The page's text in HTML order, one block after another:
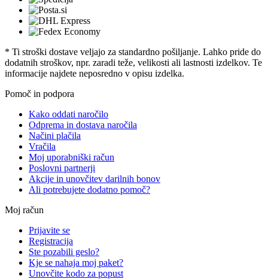
* Ti stroški dostave veljajo za standardno pošiljanje. Lahko pride do
dodatnih stroškov, npr. zaradi teže, velikosti ali lastnosti izdelkov. Te
informacije najdete neposredno v opisu izdelka.
Pomoč in podpora
Kako oddati naročilo
Odprema in dostava naročila
Načini plačila
Vračila
Moj uporabniški račun
Poslovni partnerji
Akcije in unovčitev darilnih bonov
Ali potrebujete dodatno pomoč?
Moj račun
Prijavite se
Registracija
Ste pozabili geslo?
Kje se nahaja moj paket?
Unovčite kodo za popust